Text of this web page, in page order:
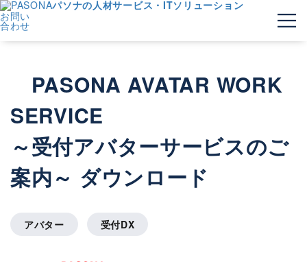
パソナの人材サービス・ITソリューション
お問い
合わせ
PASONA AVATAR WORK
SERVICE
～受付アバターサービスのご
案内～ ダウンロード
アバター 受付DX